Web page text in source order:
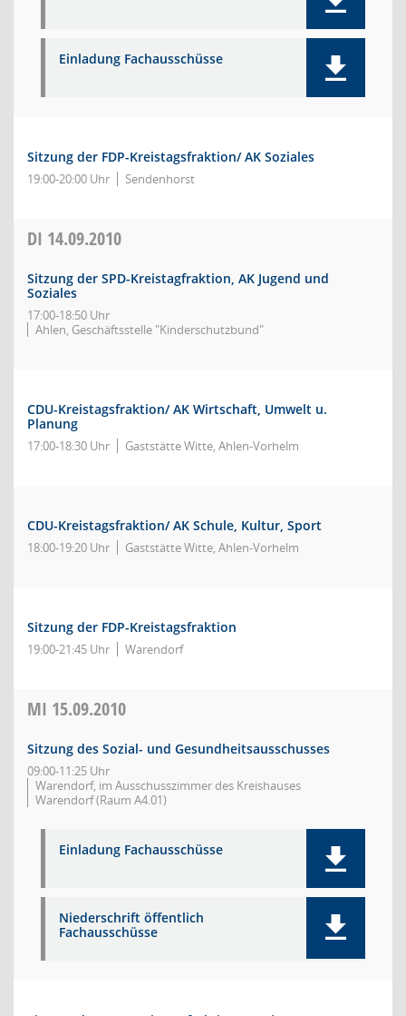
Einladung Fachausschüsse
Sitzung der FDP-Kreistagsfraktion/ AK Soziales
19:00-20:00 Uhr Sendenhorst
DI 14.09.2010
Sitzung der SPD-Kreistagfraktion, AK Jugend und
Soziales
17:00-18:50 Uhr
Ahlen, Geschäftsstelle "Kinderschutzbund"
CDU-Kreistagsfraktion/ AK Wirtschaft, Umwelt u.
Planung
17:00-18:30 Uhr Gaststätte Witte, Ahlen-Vorhelm
CDU-Kreistagsfraktion/ AK Schule, Kultur, Sport
18:00-19:20 Uhr Gaststätte Witte, Ahlen-Vorhelm
Sitzung der FDP-Kreistagsfraktion
19:00-21:45 Uhr Warendorf
MI 15.09.2010
Sitzung des Sozial- und Gesundheitsausschusses
09:00-11:25 Uhr
Warendorf, im Ausschusszimmer des Kreishauses
Warendorf (Raum A4.01)
Einladung Fachausschüsse
Niederschrift öffentlich
Fachausschüsse